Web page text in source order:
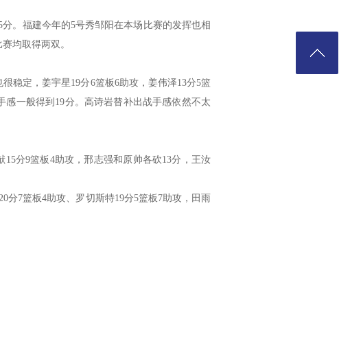
福建今年的5号秀邹阳在本场比赛的发挥也相
均取得两双。
定，姜宇星19分6篮板6助攻，姜伟泽13分5篮
一般得到19分。高诗岩替补出战手感依然不太
分9篮板4助攻，邢志强和原帅各砍13分，王汝
7篮板4助攻、罗切斯特19分5篮板7助攻，田雨